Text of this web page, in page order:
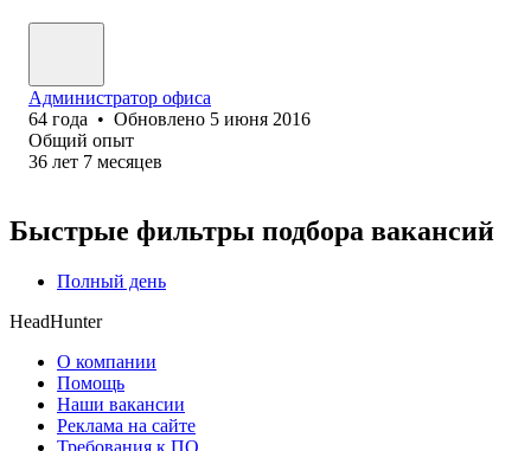
Администратор офиса
64 года • Обновлено 5 июня 2016
Общий опыт
36 лет 7 месяцев
Быстрые фильтры подбора вакансий
Полный день
HeadHunter
О компании
Помощь
Наши вакансии
Реклама на сайте
Требования к ПО